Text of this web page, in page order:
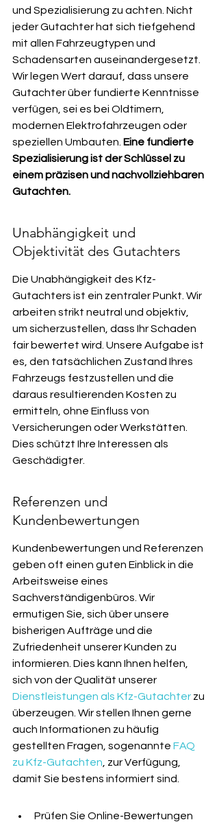
und Spezialisierung zu achten. Nicht
jeder Gutachter hat sich tiefgehend
mit allen Fahrzeugtypen und
Schadensarten auseinandergesetzt.
Wir legen Wert darauf, dass unsere
Gutachter über fundierte Kenntnisse
verfügen, sei es bei Oldtimern,
modernen Elektrofahrzeugen oder
speziellen Umbauten. Eine fundierte
Spezialisierung ist der Schlüssel zu
einem präzisen und nachvollziehbaren
Gutachten.
Unabhängigkeit und
Objektivität des Gutachters
Die Unabhängigkeit des Kfz-
Gutachters ist ein zentraler Punkt. Wir
arbeiten strikt neutral und objektiv,
um sicherzustellen, dass Ihr Schaden
fair bewertet wird. Unsere Aufgabe ist
es, den tatsächlichen Zustand Ihres
Fahrzeugs festzustellen und die
daraus resultierenden Kosten zu
ermitteln, ohne Einfluss von
Versicherungen oder Werkstätten.
Dies schützt Ihre Interessen als
Geschädigter.
Referenzen und
Kundenbewertungen
Kundenbewertungen und Referenzen
geben oft einen guten Einblick in die
Arbeitsweise eines
Sachverständigenbüros. Wir
ermutigen Sie, sich über unsere
bisherigen Aufträge und die
Zufriedenheit unserer Kunden zu
informieren. Dies kann Ihnen helfen,
sich von der Qualität unserer
Dienstleistungen als Kfz-Gutachter zu
überzeugen. Wir stellen Ihnen gerne
auch Informationen zu häufig
gestellten Fragen, sogenannte FAQ
zu Kfz-Gutachten , zur Verfügung,
damit Sie bestens informiert sind.
Prüfen Sie Online-Bewertungen